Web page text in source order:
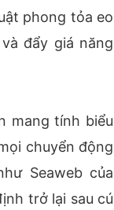
phong tỏa eo
đẩy giá năng
mang tính biểu
chuyển động
Seaweb của
trở lại sau cú